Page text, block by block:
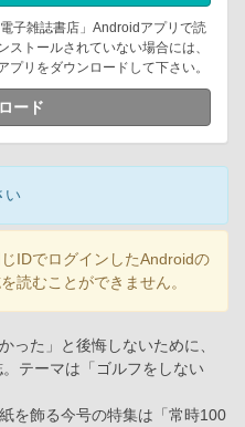
子雑誌書店」Androidアプリで読
トールされていない場合には、
リをダウンロードして下さい。
ード
い
IDでログインしたAndroidの
読むことができません。
った」と後悔しないために、
テーマは「ゴルフをしない
を飾る今号の特集は「常時100